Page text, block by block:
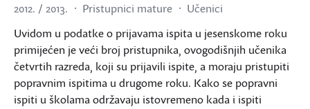
2012. / 2013. Pristupnici mature
Učenici
Uvidom u podatke o prijavama ispita u jesenskome roku
primijećen je veći broj pristupnika, ovogodišnjih učenika
četvrtih razreda, koji su prijavili ispite, a moraju pristupiti
popravnim ispitima u drugome roku. Kako se popravni
ispiti u školama održavaju istovremeno kada i ispiti